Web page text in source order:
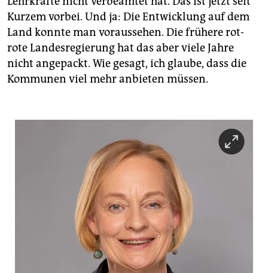
Kurzem vorbei. Und ja: Die Entwicklung auf dem
Land konnte man voraussehen. Die frühere rot-
rote Landesregierung hat das aber viele Jahre
nicht angepackt. Wie gesagt, ich glaube, dass die
Kommunen viel mehr anbieten müssen.